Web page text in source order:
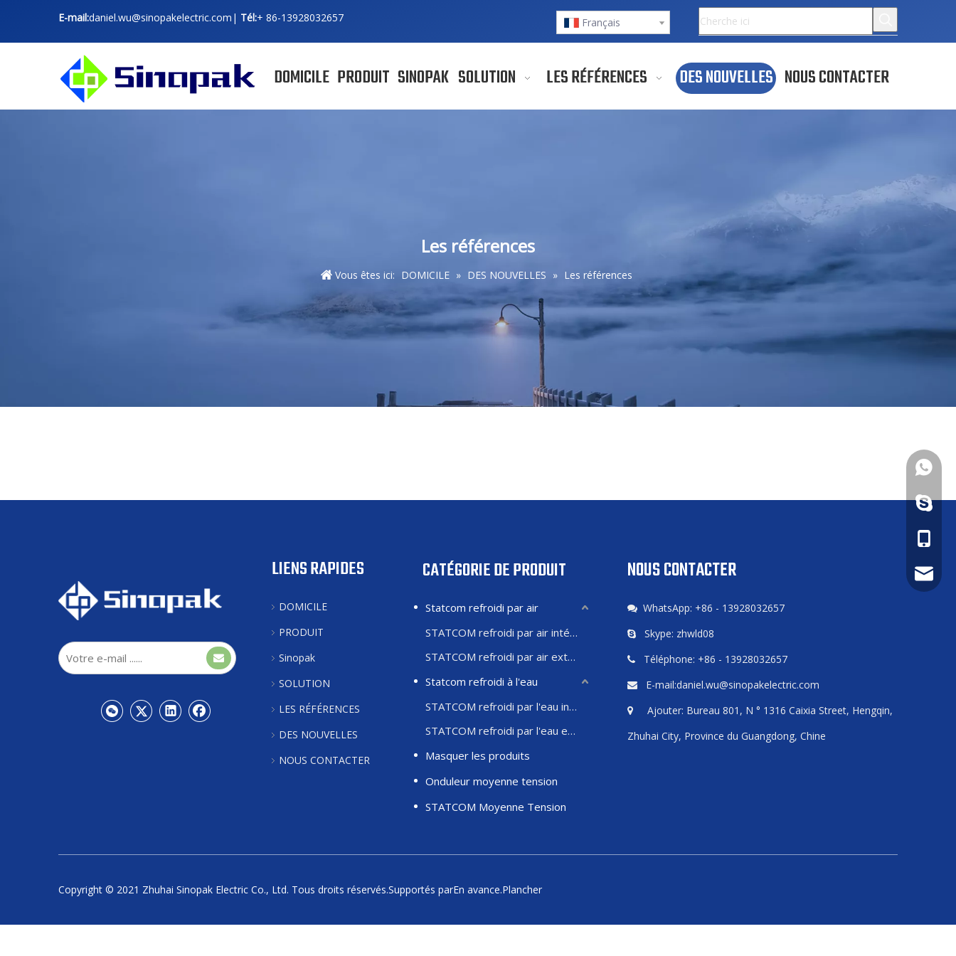
E-mail:daniel.wu@sinopakelectric.com | Tél:+ 86-13928032657 Français
DOMICILE PRODUIT SINOPAK SOLUTION LES RÉFÉRENCES DES NOUVELLES NOUS CONTACTER
Les références
Vous êtes ici: DOMICILE » DES NOUVELLES » Les références
LIENS RAPIDES
DOMICILE
PRODUIT
Sinopak
SOLUTION
LES RÉFÉRENCES
DES NOUVELLES
NOUS CONTACTER
CATÉGORIE DE PRODUIT
Statcom refroidi par air
STATCOM refroidi par air intérieur
STATCOM refroidi par air extérieur
Statcom refroidi à l'eau
STATCOM refroidi par l'eau intérieure
STATCOM refroidi par l'eau extérieure
Masquer les produits
Onduleur moyenne tension
STATCOM Moyenne Tension
NOUS CONTACTER
 WhatsApp: +86 - 13928032657
 Skype: zhwld08
 Téléphone: +86 - 13928032657
 E-mail:daniel.wu@sinopakelectric.com
 Ajouter: Bureau 801, N ° 1316 Caixia Street, Hengqin,
Zhuhai City, Province du Guangdong, Chine
+86 -
zhwld08
Copyright © 2021 Zhuhai Sinopak Electric Co., Ltd. Tous droits réservés.Supportés parEn avance.Plancher